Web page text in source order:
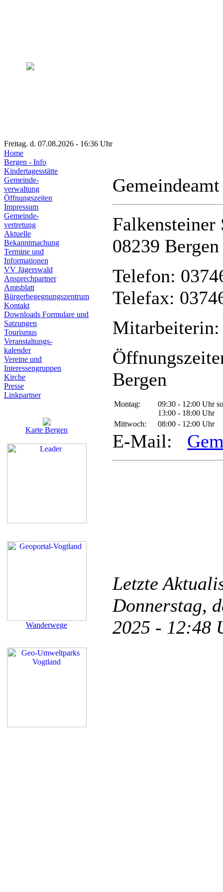
Freitag. d. 07.08.2026 - 16:36 Uhr
Home
Bergen - Info
Kindertagesstätte
Gemeinde-
verwaltung
Öffnungszeiten
Impressum
Gemeinde-
vertretung
Aktuelle
Bekanntmachung
Termine und
Informationen
VV Jägerswald
Ansprechpartner
Amtsblatt
Bürgerbegegnungszentrum
Kontakt
Downloads Formulare und
Satzungen
Tourismus
Veranstaltungs-
kalender
Vereine und
Interessen­gruppen
Kirche
Presse
Linkpartner
Karte Bergen
Wanderwege
Falkensteiner
08239 Bergen
Telefon:
Telefax:
Mitarbeiterin:
Bergen
Montag:
09:30 - 12:00 Uhr
13:00 - 18:00 Uhr
Mittwoch:
08:00 - 12:00 Uhr
E-Mail:
Letzte
Donnerstag,
2025 -